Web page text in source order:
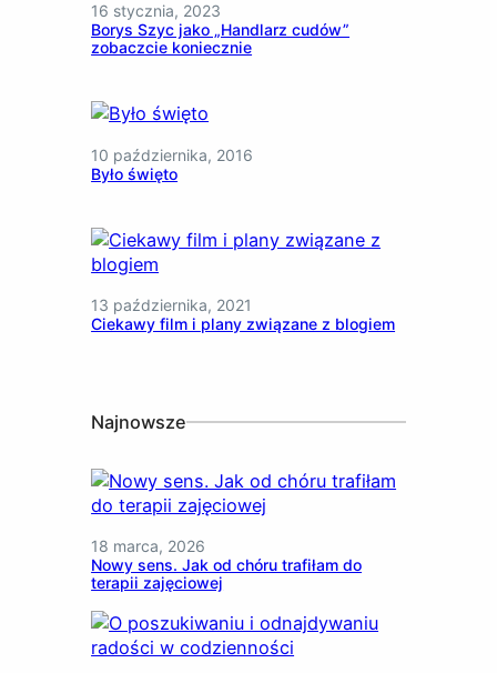
16 stycznia, 2023
Borys Szyc jako „Handlarz cudów”
zobaczcie koniecznie
10 października, 2016
Było święto
13 października, 2021
Ciekawy film i plany związane z blogiem
Najnowsze
18 marca, 2026
Nowy sens. Jak od chóru trafiłam do
terapii zajęciowej